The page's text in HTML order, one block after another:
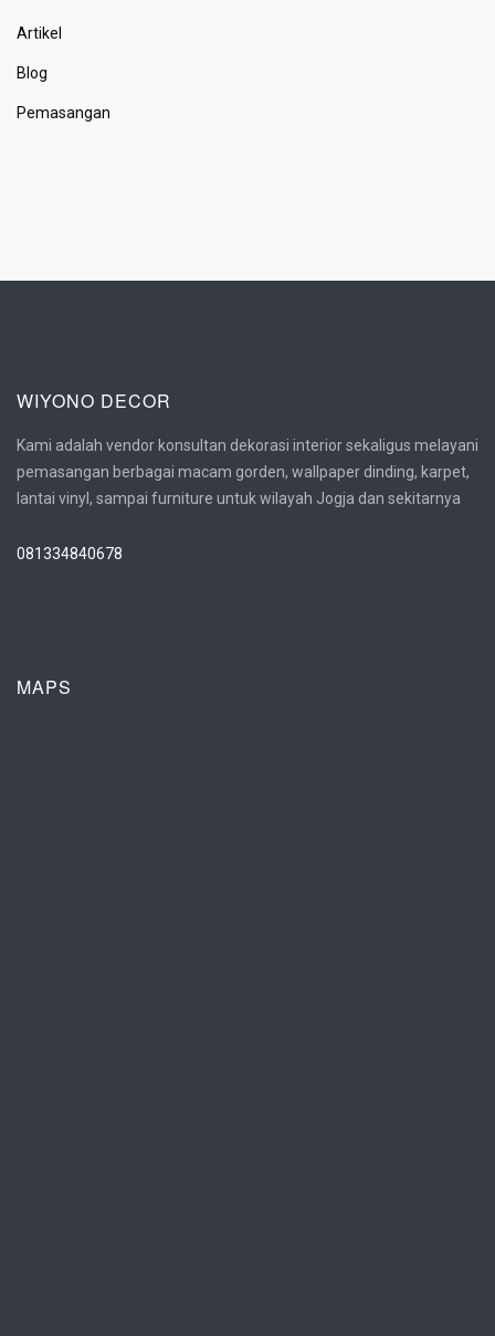
Artikel
Blog
Pemasangan
WIYONO DECOR
Kami adalah vendor konsultan dekorasi interior sekaligus melayani
pemasangan berbagai macam gorden, wallpaper dinding, karpet,
lantai vinyl, sampai furniture untuk wilayah Jogja dan sekitarnya
081334840678
MAPS